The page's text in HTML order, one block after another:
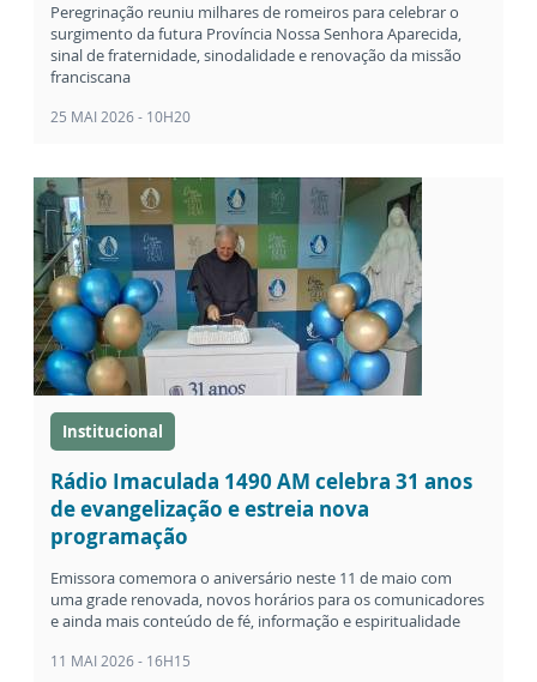
Peregrinação reuniu milhares de romeiros para celebrar o
surgimento da futura Província Nossa Senhora Aparecida,
sinal de fraternidade, sinodalidade e renovação da missão
franciscana
25 MAI 2026 - 10H20
Institucional
Rádio Imaculada 1490 AM celebra 31 anos
de evangelização e estreia nova
programação
Emissora comemora o aniversário neste 11 de maio com
uma grade renovada, novos horários para os comunicadores
e ainda mais conteúdo de fé, informação e espiritualidade
11 MAI 2026 - 16H15